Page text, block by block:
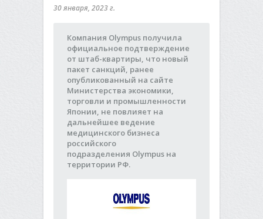
30 января, 2023 г.
Компания Olympus получила
официальное подтверждение
от штаб-квартиры, что новый
пакет санкций, ранее
опубликованный на сайте
Министерства экономики,
торговли и промышленности
Японии, не повлияет на
дальнейшее ведение
медицинского бизнеса
российского
подразделения Olympus на
территории РФ.